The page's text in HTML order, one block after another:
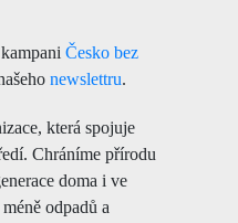
Česko bez
newslettru.
která spojuje
Chráníme přírodu
doma i ve
odpadů a